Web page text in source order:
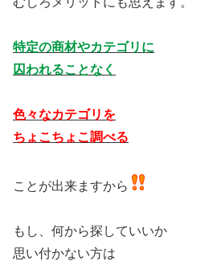
特定の商材やカテゴリに
囚われることなく
色々なカテゴリを
ちょこちょこ調べる
ことが出来ますから
もし、何から探していいか
思い付かない方は